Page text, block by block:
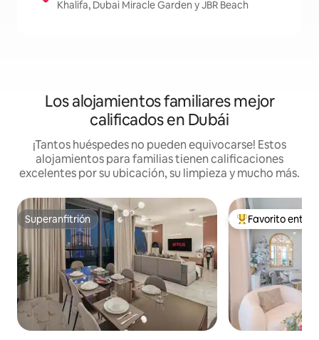
Khalifa, Dubai Miracle Garden y JBR Beach
Los alojamientos familiares mejor
calificados en Dubái
¡Tantos huéspedes no pueden equivocarse! Estos
alojamientos para familias tienen calificaciones
excelentes por su ubicación, su limpieza y mucho más.
Superanfitrión
Superanfitrión De los mejores
Favorito entre